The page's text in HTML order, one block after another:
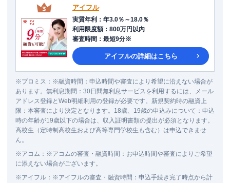
アイフル
実質年利 ： 年3.0％～18.0％
利用限度額 ： 800万円以内
審査時間 ： 最短9分※
アイフルの詳細はこちら
※プロミス ： ※融資時間：申込時間や審査により希望に沿えない場合が
あります。無利息期間：30日間無利息サービスを利用するには、メール
アドレス登録とWeb明細利用の登録が必要です。新規契約時の融資上
限：本審査により決定となります。18歳、19歳の申込みについて：申込
時の年齢が19歳以下の場合は、収入証明書類の提出が必須となります。
高校生（定時制高校生および高等専門学校生も含む）は申込できませ
ん。
※アコム ： ※アコムの審査・融資時間：お申込時間や審査によりご希望
に添えない場合がございます。
※アイフル ： ※アイフルの審査・融資時間：申込手続き完了時点から計